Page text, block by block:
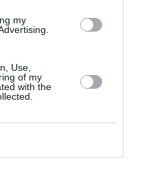
my
Use,
of my
with the
n’est donc pas tout
entre les 2. Ce
société de
bancaire.